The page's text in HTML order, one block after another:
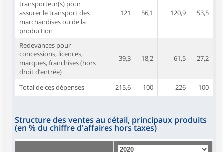
transporteur(s) pour
assurer le transport des
marchandises ou de la
production
121 56,1 120,9 53,5
Redevances pour
concessions, licences,
marques, franchises (hors
droit d’entrée)
39,3 18,2 61,5 27,2
Total de ces dépenses 215,6 100 226 100
Structure des ventes au détail, principaux produits
(en % du chiffre d'affaires hors taxes)